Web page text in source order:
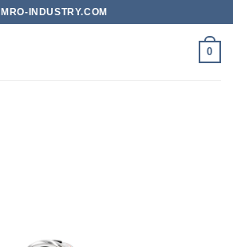
MRO-INDUSTRY.COM
0